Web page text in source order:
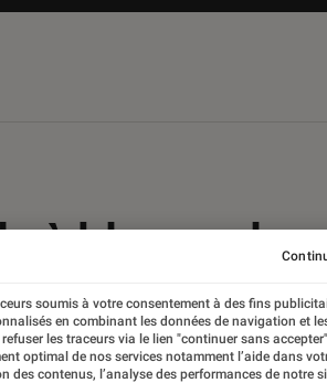
à bloquer
voici
soumis à votre consentement à des fins
en combinant les données de navigation et
les traceurs via le lien "continuer sans
optimal de nos services notamment l’aide dans
des contenus, l’analyse des performances de notre